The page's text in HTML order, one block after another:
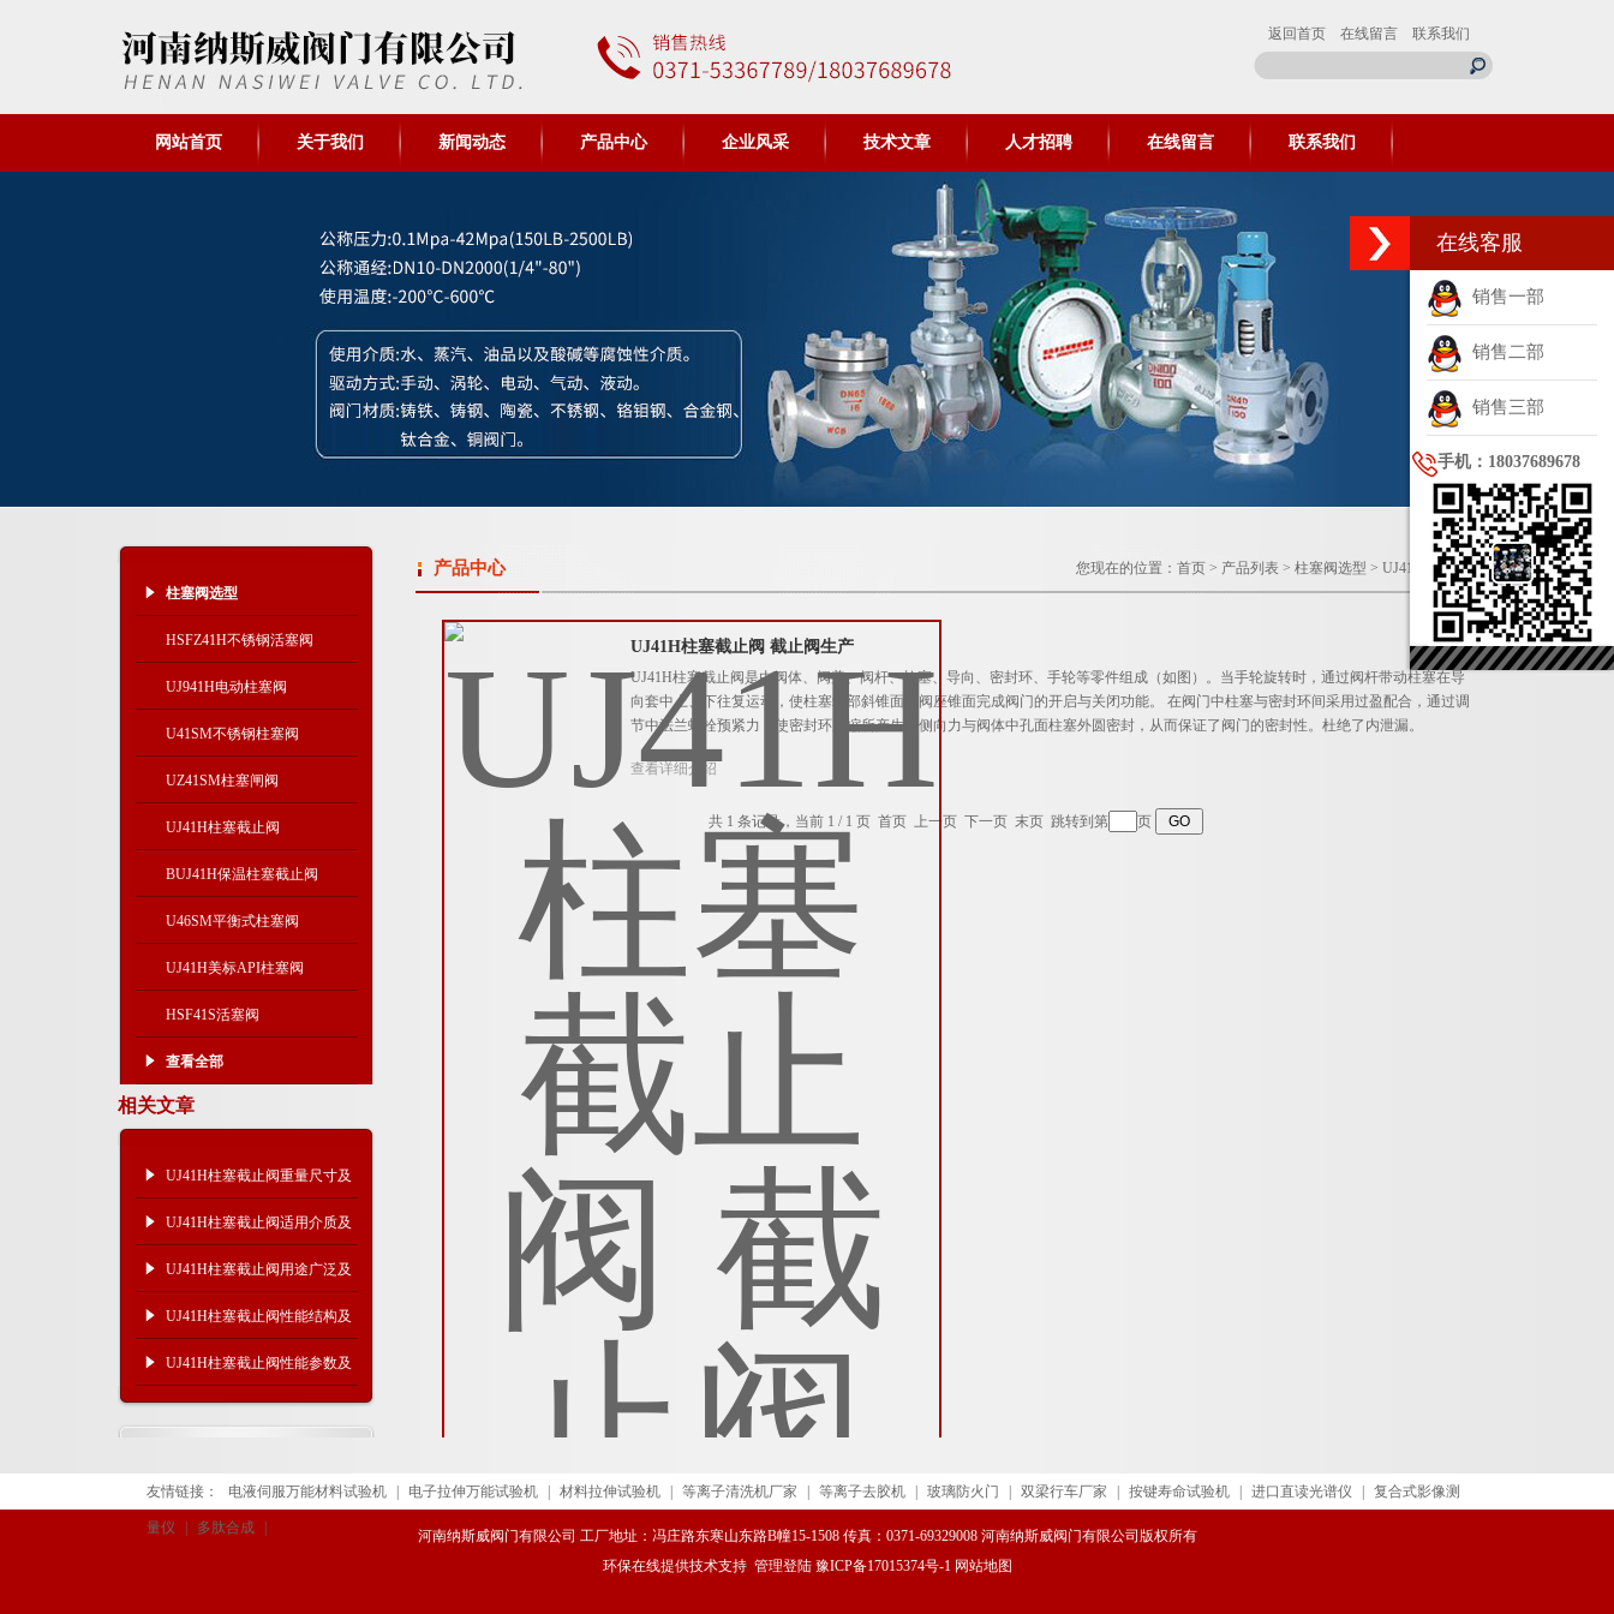
返回首页 在线留言 联系我们
网站首页 关于我们 新闻动态 产品中心 企业风采 技术文章 人才招聘 在线留言 联系我们
柱塞阀选型
HSFZ41H不锈钢活塞阀
UJ941H电动柱塞阀
U41SM不锈钢柱塞阀
UZ41SM柱塞闸阀
UJ41H柱塞截止阀
BUJ41H保温柱塞截止阀
U46SM平衡式柱塞阀
UJ41H美标API柱塞阀
HSF41S活塞阀
查看全部
相关文章
UJ41H柱塞截止阀重量尺寸及
安装维修
UJ41H柱塞截止阀适用介质及
技术规范
UJ41H柱塞截止阀用途广泛及
性能参数
UJ41H柱塞截止阀性能结构及
安装维修
UJ41H柱塞截止阀性能参数及
安装结构
产品中心 您现在的位置： 首页 > 产品列表 > 柱塞阀选型 > UJ41H柱塞截止阀
UJ41H柱塞截止阀 截止阀生产
UJ41H柱塞截止阀是由阀体、阀盖、阀杆、柱塞、导向、密封环、手轮等零件组成（如图）。当手轮旋转时，通过阀杆带动柱塞在导
向套中上、下往复运动，使柱塞端部斜锥面与阀座锥面完成阀门的开启与关闭功能。 在阀门中柱塞与密封环间采用过盈配合，通过调
节中法兰螺栓预紧力，使密封环压缩所产生的侧向力与阀体中孔面柱塞外圆密封，从而保证了阀门的密封性。杜绝了内泄漏。
查看详细介绍
共 1 条记录，当前 1 / 1 页 首页 上一页 下一页 末页 跳转到第 页
友情链接： 电液伺服万能材料试验机 电子拉伸万能试验机 材料拉伸试验机 等离子清洗机厂家 等离子去胶机 玻璃防火门 双梁行车厂家 按键寿命试验机 进口直读光谱仪 复合式影像测
量仪 多肽合成
河南纳斯威阀门有限公司 工厂地址：冯庄路东寒山东路B幢15-1508 传真：0371-69329008 河南纳斯威阀门有限公司版权所有
环保在线提供技术支持 管理登陆 豫ICP备17015374号-1 网站地图
在线客服
销售一部
销售二部
销售三部
手机：18037689678